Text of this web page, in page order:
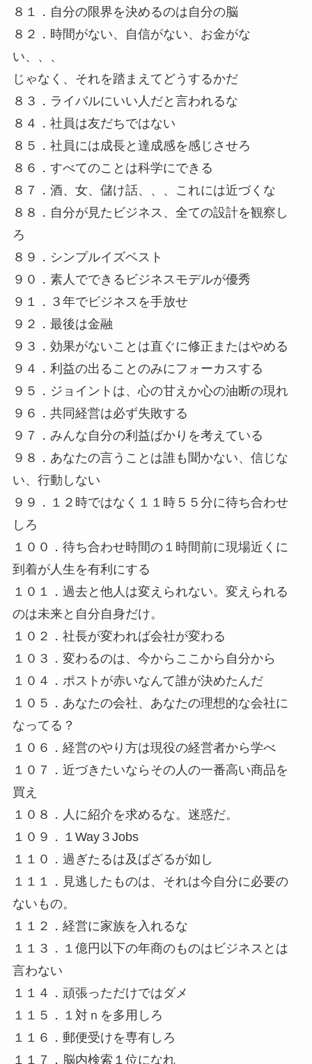
８１．自分の限界を決めるのは自分の脳
８２．時間がない、自信がない、お金がな
い、、、
じゃなく、それを踏まえてどうするかだ
８３．ライバルにいい人だと言われるな
８４．社員は友だちではない
８５．社員には成長と達成感を感じさせろ
８６．すべてのことは科学にできる
８７．酒、女、儲け話、、、これには近づくな
８８．自分が見たビジネス、全ての設計を観察し
ろ
８９．シンプルイズベスト
９０．素人でできるビジネスモデルが優秀
９１．３年でビジネスを手放せ
９２．最後は金融
９３．効果がないことは直ぐに修正またはやめる
９４．利益の出ることのみにフォーカスする
９５．ジョイントは、心の甘えか心の油断の現れ
９６．共同経営は必ず失敗する
９７．みんな自分の利益ばかりを考えている
９８．あなたの言うことは誰も聞かない、信じな
い、行動しない
９９．１２時ではなく１１時５５分に待ち合わせ
しろ
１００．待ち合わせ時間の１時間前に現場近くに
到着が人生を有利にする
１０１．過去と他人は変えられない。変えられる
のは未来と自分自身だけ。
１０２．社長が変われば会社が変わる
１０３．変わるのは、今からここから自分から
１０４．ポストが赤いなんて誰が決めたんだ
１０５．あなたの会社、あなたの理想的な会社に
なってる？
１０６．経営のやり方は現役の経営者から学べ
１０７．近づきたいならその人の一番高い商品を
買え
１０８．人に紹介を求めるな。迷惑だ。
１０９．１Way３Jobs
１１０．過ぎたるは及ばざるが如し
１１１．見逃したものは、それは今自分に必要の
ないもの。
１１２．経営に家族を入れるな
１１３．１億円以下の年商のものはビジネスとは
言わない
１１４．頑張っただけではダメ
１１５．１対ｎを多用しろ
１１６．郵便受けを専有しろ
１１７．脳内検索１位になれ